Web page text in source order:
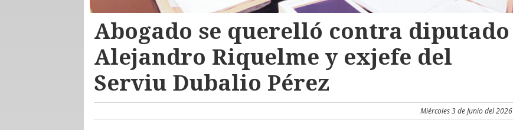
Abogado se querelló contra diputado
Alejandro Riquelme y exjefe del
Serviu Dubalio Pérez
Miércoles 3 de Junio del 2026